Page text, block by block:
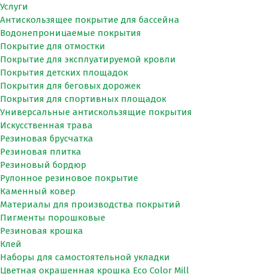
Услуги
Антискользящее покрытие для бассейна
Водонепроницаемые покрытия
Покрытие для отмостки
Покрытие для эксплуатируемой кровли
Покрытия детских площадок
Покрытия для беговых дорожек
Покрытия для спортивных площадок
Универсальные антискользящие покрытия
Искусственная трава
Резиновая брусчатка
Резиновая плитка
Резиновый бордюр
Рулонное резиновое покрытие
Каменный ковер
Материалы для производства покрытий
Пигменты порошковые
Резиновая крошка
Клей
Наборы для самостоятельной укладки
Цветная окрашенная крошка Eco Color Mill